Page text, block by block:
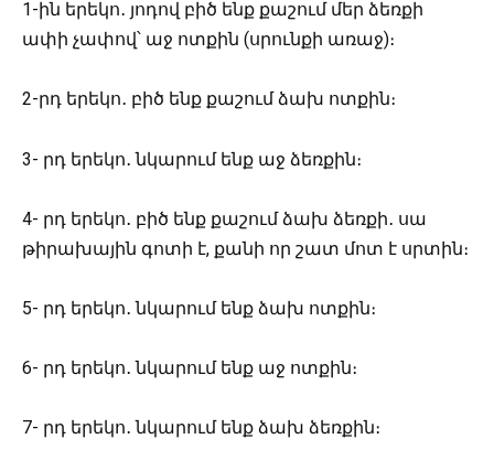
1-ին երեկո․ յոդով բիծ ենք քաշում մեր ձեռքի
ափի չափով՝ աջ ոտքին (սրունքի առաջ)։
2-րդ երեկո․ բիծ ենք քաշում ձախ ոտքին։
3- րդ երեկո․ նկարում ենք աջ ձեռքին։
4- րդ երեկո․ բիծ ենք քաշում ձախ ձեռքի․ սա
թիրախային գոտի է, քանի որ շատ մոտ է սրտին։
5- րդ երեկո․ նկարում ենք ձախ ոտքին։
6- րդ երեկո․ նկարում ենք աջ ոտքին։
7- րդ երեկո․ նկարում ենք ձախ ձեռքին։